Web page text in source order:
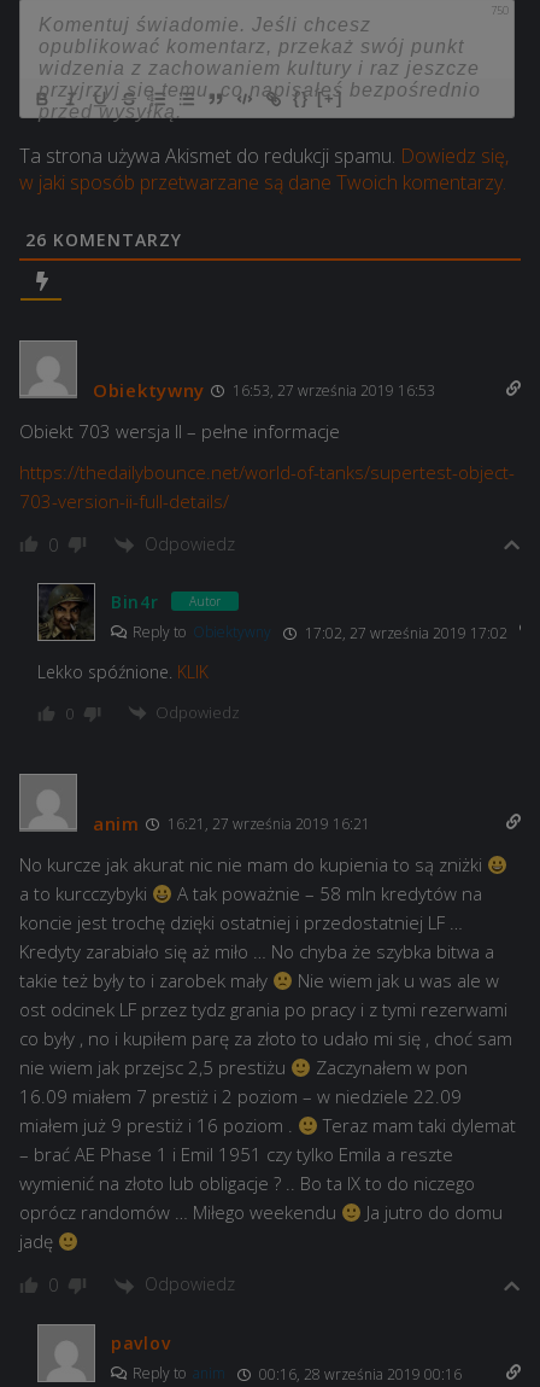
750
{} [+]
Ta strona używa Akismet do redukcji spamu. Dowiedz się,
w jaki sposób przetwarzane są dane Twoich komentarzy.
26 KOMENTARZY
Obiektywny 16:53, 27 września 2019 16:53
Obiekt 703 wersja II – pełne informacje
https://thedailybounce.net/world-of-tanks/supertest-object-
703-version-ii-full-details/
0 Odpowiedz
Bin4r Autor
Reply to Obiektywny 17:02, 27 września 2019 17:02
Lekko spóźnione. KLIK
0 Odpowiedz
anim 16:21, 27 września 2019 16:21
No kurcze jak akurat nic nie mam do kupienia to są zniżki
a to kurcczybyki
A tak poważnie – 58 mln kredytów na
koncie jest trochę dzięki ostatniej i przedostatniej LF …
Kredyty zarabiało się aż miło … No chyba że szybka bitwa a
takie też były to i zarobek mały
Nie wiem jak u was ale w
ost odcinek LF przez tydz grania po pracy i z tymi rezerwami
co były , no i kupiłem parę za złoto to udało mi się , choć sam
nie wiem jak przejsc 2,5 prestiżu
Zaczynałem w pon
16.09 miałem 7 prestiż i 2 poziom – w niedziele 22.09
miałem już 9 prestiż i 16 poziom .
Teraz mam taki dylemat
– brać AE Phase 1 i Emil 1951 czy tylko Emila a reszte
wymienić na złoto lub obligacje ? .. Bo ta IX to do niczego
oprócz randomów … Miłego weekendu
Ja jutro do domu
jadę
0 Odpowiedz
pavlov
Reply to anim 00:16, 28 września 2019 00:16